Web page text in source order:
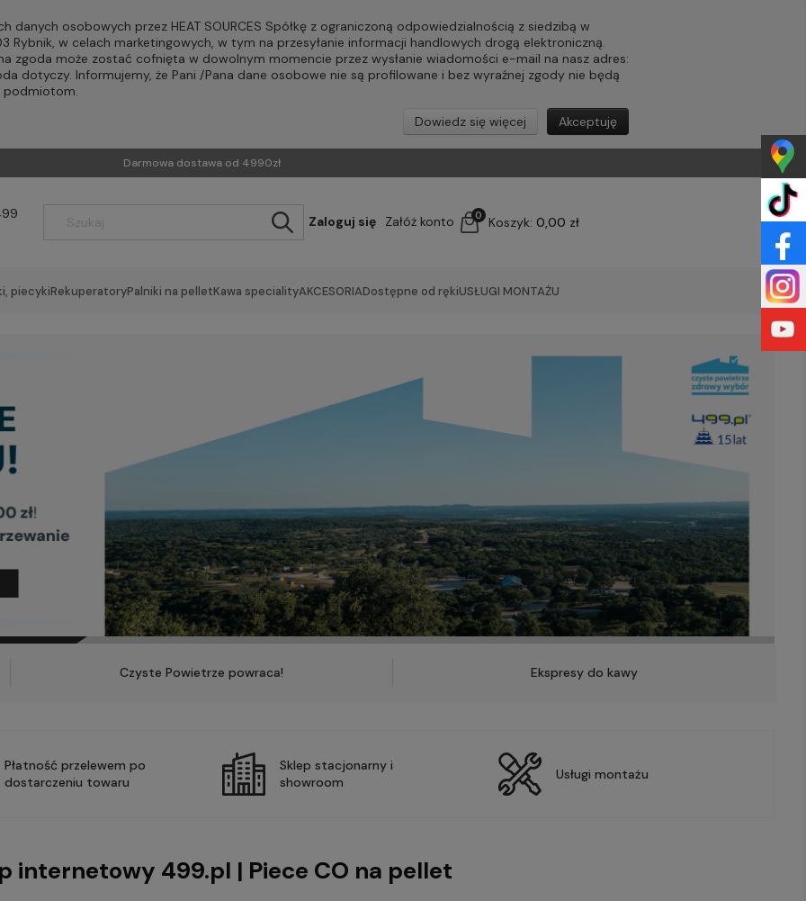
danych osobowych przez HEAT SOURCES Spółkę z ograniczoną odpowiedzialnością z siedzibą w
Rybnik, w celach marketingowych, w tym na przesyłanie informacji handlowych drogą elektroniczną.
zgoda może zostać cofnięta w dowolnym momencie przez wysłanie wiadomości e-mail na nasz adres:
dotyczy. Informujemy, że Pani /Pana dane osobowe nie są profilowane i bez wyraźnej zgody nie będą
podmiotom.
Akceptuję
Dowiedz się więcej
Darmowa dostawa od 4990zł
Zaloguj się Załóż konto Koszyk: 0,00 zł
0
piecykiRekuperatoryPalniki na pelletKawa specialityAKCESORIADostępne od rękiUSŁUGI MONTAŻU
Czyste Powietrze powraca! Ekspresy do kawy
Płatność przelewem po
dostarczeniu towaru
Sklep stacjonarny i
showroom
Usługi montażu
internetowy 499.pl | Piece CO na pellet